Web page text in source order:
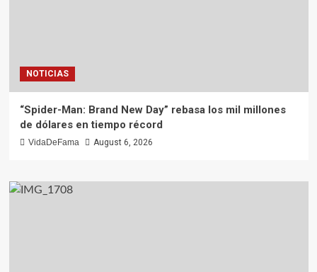
NOTICIAS
“Spider-Man: Brand New Day” rebasa los mil millones
de dólares en tiempo récord
VidaDeFama August 6, 2026